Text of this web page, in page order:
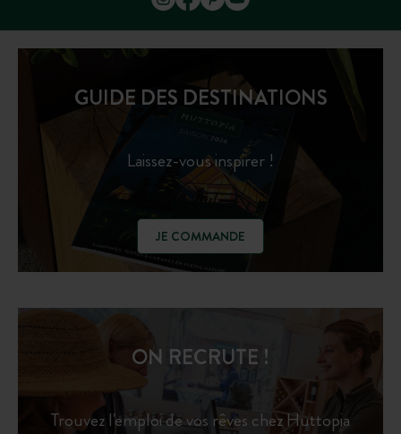
GUIDE DES DESTINATIONS
Laissez-vous inspirer !
JE COMMANDE
ON RECRUTE !
Trouvez l'emploi de vos rêves chez Huttopia